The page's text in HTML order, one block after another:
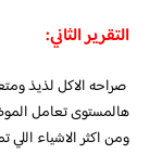
التقرير الثاني:
صراحه الاكل لذيذ
هالمستوى تعامل
ومن اكثر الاشياء